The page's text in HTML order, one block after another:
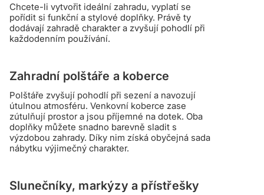
Chcete-li vytvořit ideální zahradu, vyplatí se
pořídit si funkční a stylové doplňky. Právě ty
dodávají zahradě charakter a zvyšují pohodlí při
každodenním používání.
Zahradní polštáře a koberce
Polštáře zvyšují pohodlí při sezení a navozují
útulnou atmosféru. Venkovní koberce zase
zútulňují prostor a jsou příjemné na dotek. Oba
doplňky můžete snadno barevně sladit s
výzdobou zahrady. Díky nim získá obyčejná sada
nábytku výjimečný charakter.
Slunečníky, markýzy a přístřešky